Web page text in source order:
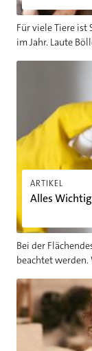
Für viele Tiere ist
im Jahr. Laute
ARTIKEL
Alles
Bei der
beachtet werden.
Alles Wichtige
Was schenke